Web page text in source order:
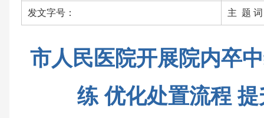
发文字号： 主 题 词
市人民医院开展院内卒
练 优化处置流程